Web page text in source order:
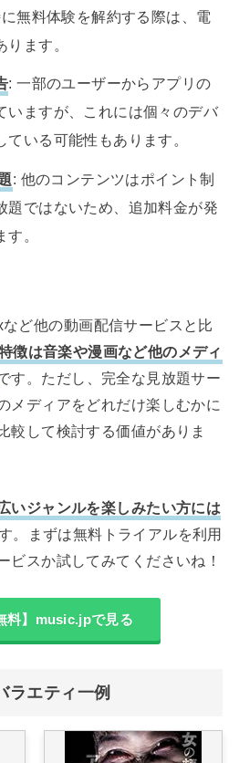
無料体験を解約する際は、電
ます。
: 一部のユーザーからアプリの
いますが、これには個々のデバ
ている可能性もあります。
: 他のコンテンツはポイント制
題ではないため、追加料金が発
。
ど他の動画配信サービスと比
徴は音楽や漫画など他のメディ
す。ただし、完全な見放題サー
メディアをどれだけ楽しむかに
較して検討する価値がありま
いジャンルを楽しみたい方には
。まずは無料トライアルを利用
ビスか試してみてくださいね！
料】music.jpで見る
エティ一例